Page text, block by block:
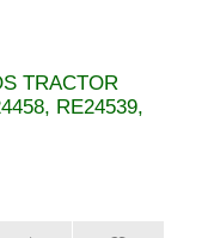
TRACTOR
RE24539,